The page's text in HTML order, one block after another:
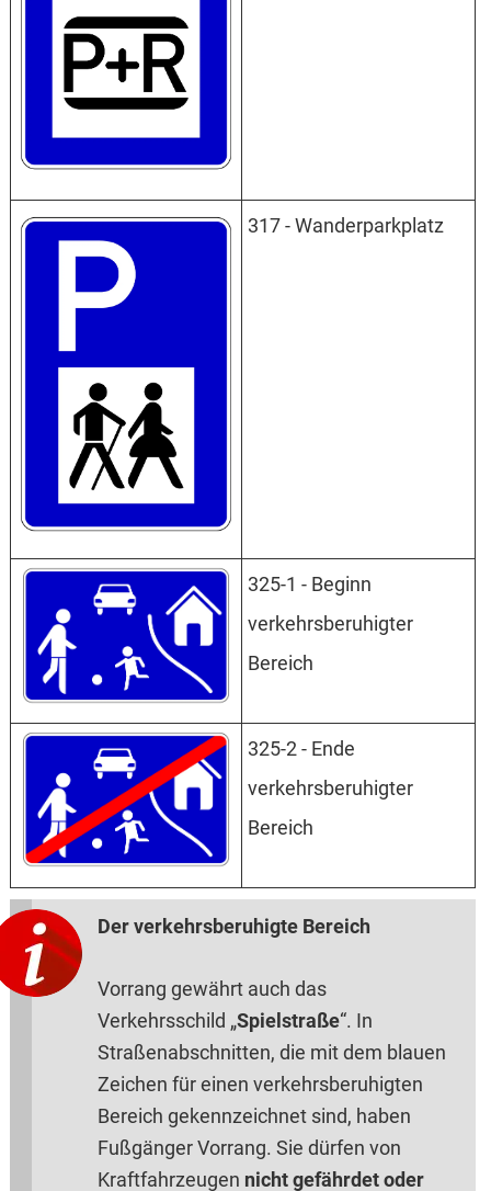
317 - Wanderparkplatz
325-1 - Beginn
verkehrsberuhigter
Bereich
325-2 - Ende
verkehrsberuhigter
Bereich
Der verkehrsberuhigte Bereich
Vorrang gewährt auch das
Verkehrsschild „Spielstraße“. In
Straßenabschnitten, die mit dem blauen
Zeichen für einen verkehrsberuhigten
Bereich gekennzeichnet sind, haben
Fußgänger Vorrang. Sie dürfen von
Kraftfahrzeugen nicht gefährdet oder